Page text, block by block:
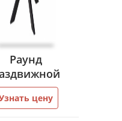
Раунд
цену